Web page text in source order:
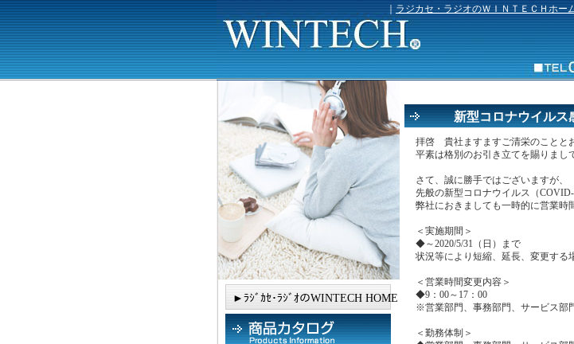
｜ラジカセ・ラジオのＷＩＮＴＥＣＨホー
►ﾗｼﾞｶｾ･ﾗｼﾞｵのWINTECH HOME
新型コロナウイルス感
拝啓 貴社ますますご清栄のことと
平素は格別のお引き立てを賜りまし
さて、誠に勝手ではございますが、
先般の新型コロナウイルス（
弊社におきましても一時的に営業時
＜実施期間＞
◆～2020/5/31（日）まで
状況等により短縮、延長、変更する
＜営業時間変更内容＞
◆9：00～17：00
※営業部門、事務部門、サービス部
＜勤務体制＞